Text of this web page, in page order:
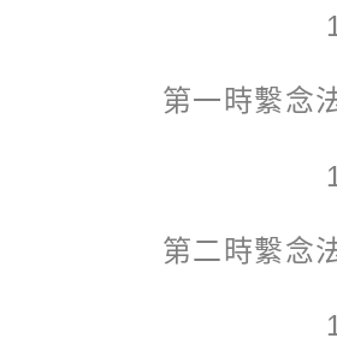
第一時繫念
第二時繫念